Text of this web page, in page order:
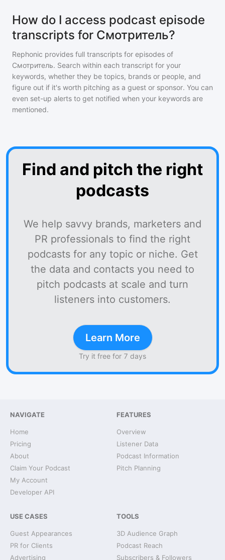
How do I access podcast episode
transcripts for Смотритель?
Rephonic provides full transcripts for episodes of
Смотритель. Search within each transcript for your
keywords, whether they be topics, brands or people, and
figure out if it's worth pitching as a guest or sponsor. You can
even set-up alerts to get notified when your keywords are
mentioned.
Find and pitch the right
podcasts
We help savvy brands, marketers and
PR professionals to find the right
podcasts for any topic or niche. Get
the data and contacts you need to
pitch podcasts at scale and turn
listeners into customers.
Learn More
Try it free for 7 days
NAVIGATE
Home
Pricing
About
Claim Your Podcast
My Account
Developer API
FEATURES
Overview
Listener Data
Podcast Information
Pitch Planning
USE CASES
Guest Appearances
PR for Clients
Advertising
TOOLS
3D Audience Graph
Podcast Reach
Subscribers & Followers